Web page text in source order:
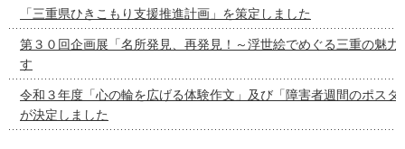
「三重県ひきこもり支援推進計画」を策定しました
第３０回企画展「名所発見、再発見！～浮世絵でめぐる三重の魅力
す
令和３年度「心の輪を広げる体験作文」及び「障害者週間のポスタ
が決定しました